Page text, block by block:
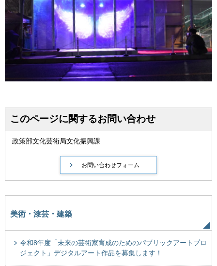
このページに関するお問い合わせ
政策部文化芸術局文化振興課
美術・漆芸・建築
令和8年度「未来の芸術家育成のためのパブリックアートプロ
ジェクト」デジタルアート作品を募集します！